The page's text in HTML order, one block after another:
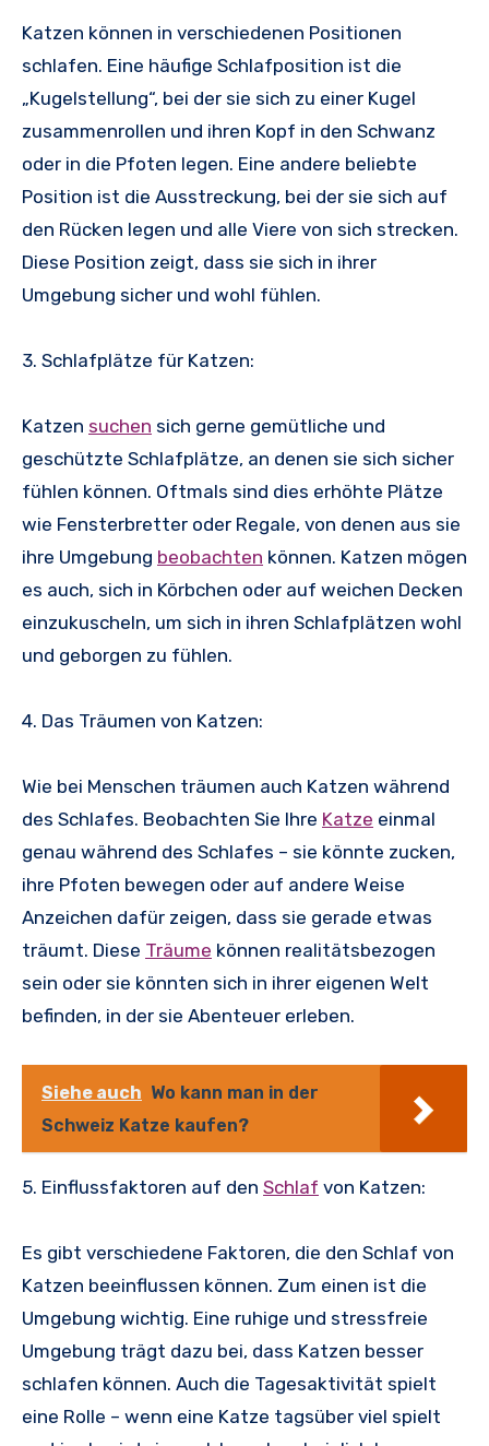
Katzen können in verschiedenen Positionen
schlafen. Eine häufige Schlafposition ist die
„Kugelstellung“, bei der sie sich zu einer Kugel
zusammenrollen und ihren Kopf in den Schwanz
oder in die Pfoten legen. Eine andere beliebte
Position ist die Ausstreckung, bei der sie sich auf
den Rücken legen und alle Viere von sich strecken.
Diese Position zeigt, dass sie sich in ihrer
Umgebung sicher und wohl fühlen.
3. Schlafplätze für Katzen:
Katzen suchen sich gerne gemütliche und
geschützte Schlafplätze, an denen sie sich sicher
fühlen können. Oftmals sind dies erhöhte Plätze
wie Fensterbretter oder Regale, von denen aus sie
ihre Umgebung beobachten können. Katzen mögen
es auch, sich in Körbchen oder auf weichen Decken
einzukuscheln, um sich in ihren Schlafplätzen wohl
und geborgen zu fühlen.
4. Das Träumen von Katzen:
Wie bei Menschen träumen auch Katzen während
des Schlafes. Beobachten Sie Ihre Katze einmal
genau während des Schlafes – sie könnte zucken,
ihre Pfoten bewegen oder auf andere Weise
Anzeichen dafür zeigen, dass sie gerade etwas
träumt. Diese Träume können realitätsbezogen
sein oder sie könnten sich in ihrer eigenen Welt
befinden, in der sie Abenteuer erleben.
Siehe auch Wo kann man in der
Schweiz Katze kaufen?
5. Einflussfaktoren auf den Schlaf von Katzen:
Es gibt verschiedene Faktoren, die den Schlaf von
Katzen beeinflussen können. Zum einen ist die
Umgebung wichtig. Eine ruhige und stressfreie
Umgebung trägt dazu bei, dass Katzen besser
schlafen können. Auch die Tagesaktivität spielt
eine Rolle – wenn eine Katze tagsüber viel spielt